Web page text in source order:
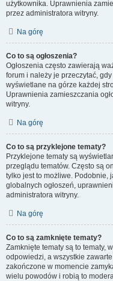
użytkownika. Uprawnienia
przez administratora witryny.
Na górę
Co to są ogłoszenia?
Ogłoszenia często zawierają
forum i należy je przeczytać,
wyświetlane na górze każdej
Uprawnienia zamieszczania
witryny.
Na górę
Co to są przyklejone tematy?
Przyklejone tematy są
przeglądu tematów. Często są
tylko jest to możliwe. Podobnie,
globalnych ogłoszeń,
administratora witryny.
Na górę
Co to są zamknięte tematy?
Zamknięte tematy są to tematy,
odpowiedzi, a wszystkie
zakończone w momencie
wielu powodów i robią to